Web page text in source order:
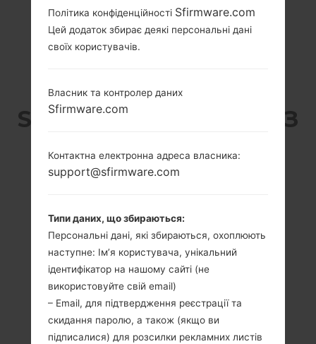
SAMSUNG GT-S5660M З
СЕРІЇ GALAXY GIO
3.2 дюйма
(~48.0%
співвідношення
екрану до тіла)
320 x 480 пікселів
(~180 щільність
пікселів на дюйм)
800MHz
Snapdragon S1
278MB
Політика конфіденційності Sfirmware.com
Цей додаток збирає деякі персональні дані
своїх користувачів.
Власник та контролер даних
Sfirmware.com
Контактна електронна адреса власника:
support@sfirmware.com
Типи даних, що збираються:
Персональні дані, які збираються, охоплюють
наступне: Ім’я користувача, унікальний
ідентифікатор на нашому сайті (не
використовуйте свій email)
– Email, для підтвердження реєстрації та
скидання паролю, а також (якщо ви
підписалися) для розсилки рекламних листів